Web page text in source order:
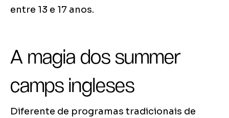
entre 13 e 17 anos.
A magia dos summer
camps ingleses
Diferente de programas tradicionais de